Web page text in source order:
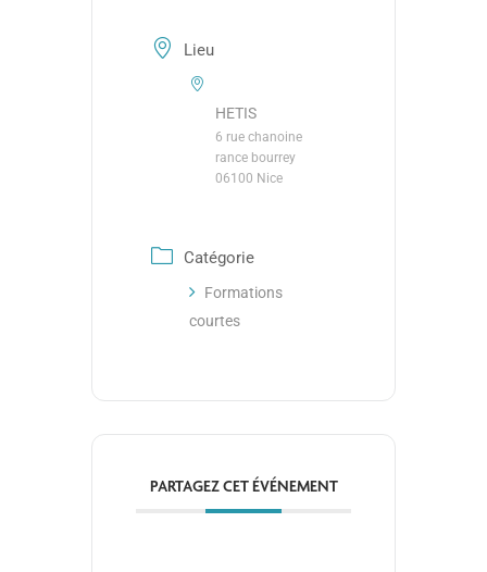
Lieu
HETIS
6 rue chanoine
rance bourrey
06100 Nice
Catégorie
Formations
courtes
PARTAGEZ CET ÉVÉNEMENT